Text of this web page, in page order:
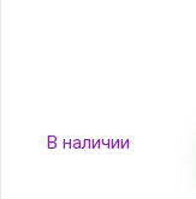
цвет
Maxwell &
В наличии